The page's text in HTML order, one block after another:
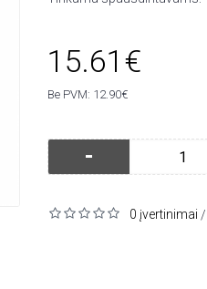
15.61€
Be PVM: 12.90€
-
0 įvertinimai /